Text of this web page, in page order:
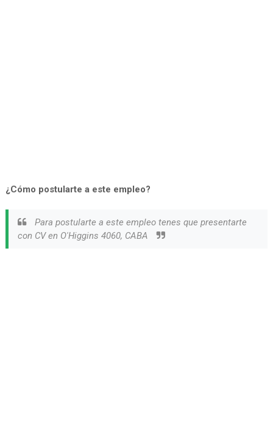
¿Cómo postularte a este empleo?
Para postularte a este empleo tenes que presentarte
con CV en O'Higgins 4060, CABA